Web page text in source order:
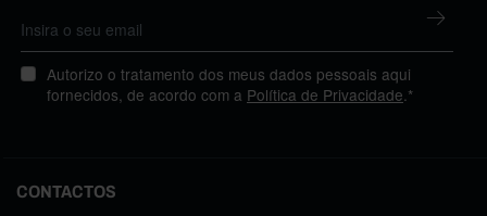
Autorizo o tratamento dos meus dados pessoais aqui
fornecidos, de acordo com a Política de Privacidade .*
CONTACTOS